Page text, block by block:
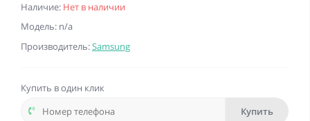
Наличие: Нет в наличии
Модель: n/a
Производитель:Samsung
Купить в один клик
Купить